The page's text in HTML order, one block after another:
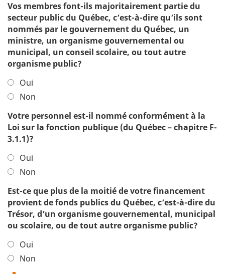
Vos membres font-ils majoritairement partie du
secteur public du Québec, c’est-à-dire qu’ils sont
nommés par le gouvernement du Québec, un
ministre, un organisme gouvernemental ou
municipal, un conseil scolaire, ou tout autre
organisme public?
Oui
Non
Votre personnel est-il nommé conformément à la
Loi sur la fonction publique (du Québec – chapitre F-
3.1.1)?
Oui
Non
Est-ce que plus de la moitié de votre financement
provient de fonds publics du Québec, c’est-à-dire du
Trésor, d’un organisme gouvernemental, municipal
ou scolaire, ou de tout autre organisme public?
Oui
Non